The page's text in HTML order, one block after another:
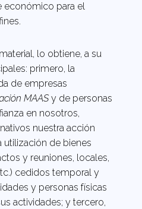
económico para el
lo obtiene, a su
primero, la
de empresas
MAAS y de personas
en nosotros,
nuestra acción
utilización de bienes
y reuniones, locales,
cedidos temporal y
y personas físicas
actividades; y tercero,